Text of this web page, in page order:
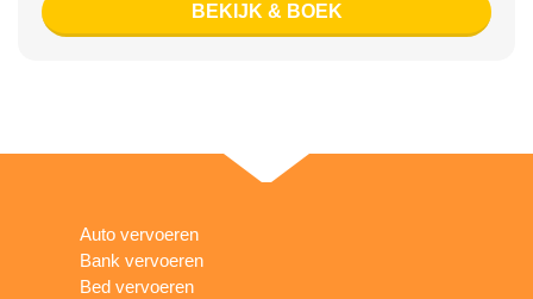
BEKIJK & BOEK
Auto vervoeren
Bank vervoeren
Bed vervoeren